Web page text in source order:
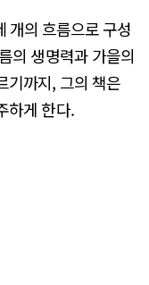
개의 흐름으로 구성
의 생명력과 가을의
기까지, 그의 책은
하게 한다.